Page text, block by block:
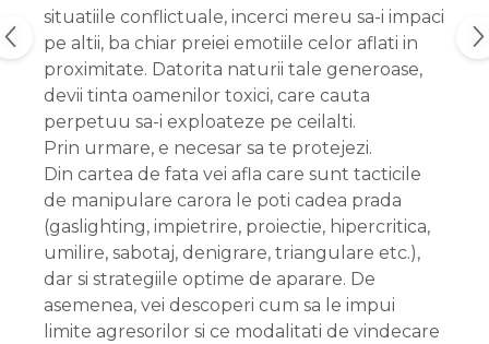
situatiile conflictuale, incerci mereu sa-i impaci
pe altii, ba chiar preiei emotiile celor aflati in
proximitate. Datorita naturii tale generoase,
devii tinta oamenilor toxici, care cauta
perpetuu sa-i exploateze pe ceilalti.
Prin urmare, e necesar sa te protejezi.
Din cartea de fata vei afla care sunt tacticile
de manipulare carora le poti cadea prada
(gaslighting, impietrire, proiectie, hipercritica,
umilire, sabotaj, denigrare, triangulare etc.),
dar si strategiile optime de aparare. De
asemenea, vei descoperi cum sa le impui
limite agresorilor si ce modalitati de vindecare